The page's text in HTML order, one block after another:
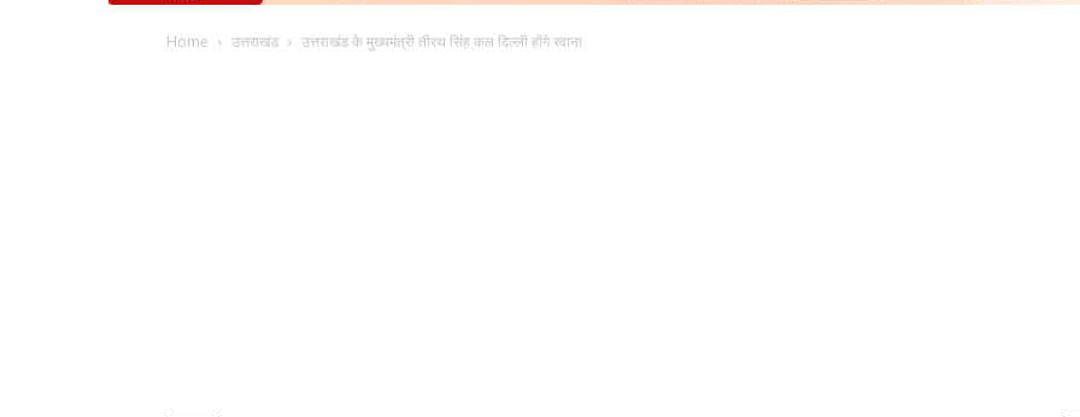
Home उत्तराखंड उत्तराखंड के मुख्यमंत्री तीरथ सिंह कल दिल्ली होंगे रवाना